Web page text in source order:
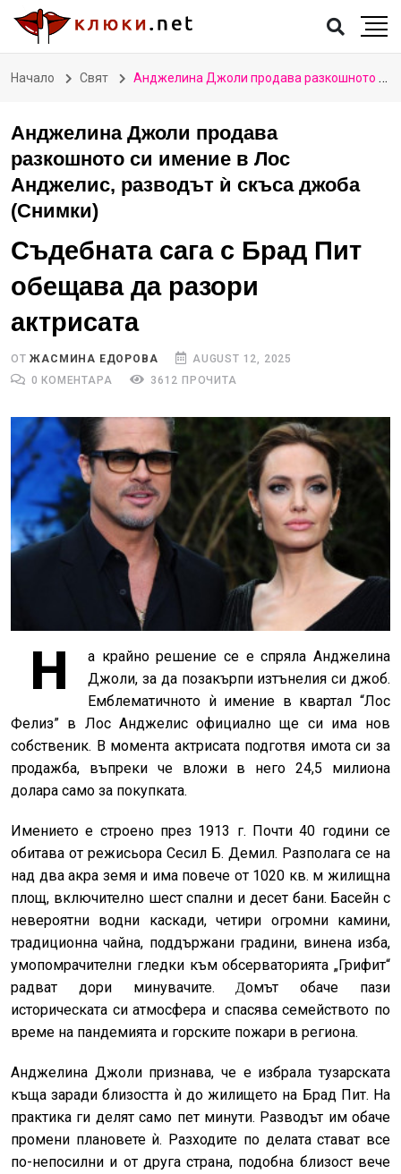
Начало Свят Анджелина Джоли продава разкошното си имение в Лос Анджелис, разводът ѝ скъса джоба (Снимки)
Анджелина Джоли продава
разкошното си имение в Лос
Анджелис, разводът ѝ скъса джоба
(Снимки)
Съдебната сага с Брад Пит
обещава да разори
актрисата
ОТЖАСМИНА ЕДОРОВА
AUGUST 12, 2025
0 КОМЕНТАРА
3612 ПРОЧИТА
Н
а крайно решение се е спряла Анджелина
Джоли, за да позакърпи изтънелия си джоб.
Емблематичното ѝ имение в квартал “Лос
Фелиз” в Лос Анджелис официално ще си има нов
собственик. В момента актрисата подготвя имота си за
продажба, въпреки че вложи в него 24,5 милиона
долара само за покупката.
Имението е строено през 1913 г. Почти 40 години се
обитава от режисьора Сесил Б. Демил. Разполага се на
над два акра земя и има повече от 1020 кв. м жилищна
площ, включително шест спални и десет бани. Басейн с
невероятни водни каскади, четири огромни камини,
традиционна чайна, поддържани градини, винена изба,
умопомрачителни гледки към обсерваторията „Грифит“
радват дори минувачите. Домът обаче пази
историческата си атмосфера и спасява семейството по
време на пандемията и горските пожари в региона.
Анджелина Джоли признава, че е избрала тузарската
къща заради близостта ѝ до жилището на Брад Пит. На
практика ги делят само пет минути. Разводът им обаче
промени плановете ѝ. Разходите по делата стават все
по-непосилни и от друга страна, подобна близост вече